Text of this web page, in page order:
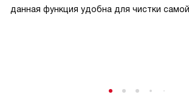
данная функция удобна для чистки самой